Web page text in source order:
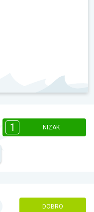
1 NIZAK
DOBRO